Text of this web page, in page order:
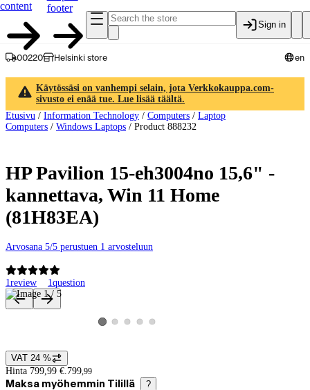
content
footer
Sign in
00220 Helsinki store en
Käytössäsi on vanhempi selain, jota Verkkokauppa.com-
sivusto ei enää tue. Lue lisää täältä.
Etusivu / Information Technology / Computers / Laptop
Computers / Windows Laptops / Product 888232
HP Pavilion 15-eh3004no 15,6" -
kannettava, Win 11 Home
(81H83EA)
Arvosana 5/5 perustuen 1 arvosteluun
1review 1question
Product images and videos
View product image 1
View product image 2
View product image 3
View product image 4
View product image 5
Price details
VAT 24 %
Hinta 799,99 €. 799,99
Maksa myöhemmin Tilillä ?